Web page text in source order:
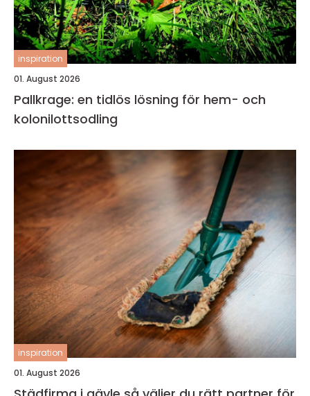
inspiration
01. August 2026
Pallkrage: en tidlös lösning för hem- och
kolonilottsodling
inspiration
01. August 2026